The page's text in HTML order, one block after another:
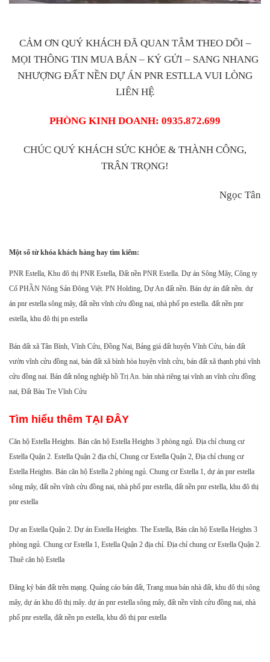
CẢM ƠN QUÝ KHÁCH ĐÃ QUAN TÂM THEO DÕI –
MỌI THÔNG TIN MUA BÁN – KÝ GỬI – SANG NHANG
NHƯỢNG ĐẤT NỀN DỰ ÁN PNR ESTLLA VUI LÒNG
LIÊN HỆ
PHÒNG KINH DOANH: 0935.872.699
CHÚC QUÝ KHÁCH SỨC KHỎE & THÀNH CÔNG,
TRÂN TRỌNG!
Ngọc Tân
Một số từ khóa khách hàng hay tìm kiếm:
PNR Estella, Khu đô thị PNR Estella, Đất nền PNR Estella. Dự án Sông Mây, Công ty
Cổ PHẦN Nông Sản Đông Việt. PN Holding, Dự An đất nền. Bán dự án đất nền. dự
án pnr estella sông mây, đất nền vĩnh cửu đồng nai, nhà phố pn estella. đất nền pnr
estella, khu đô thị pn estella
Bán đất xã Tân Bình, Vĩnh Cửu, Đồng Nai, Bảng giá đất huyện Vĩnh Cửu, bán đất
vườn vĩnh cửu đồng nai, bán đất xã bình hòa huyện vĩnh cửu, bán đất xã thạnh phú vĩnh
cửu đồng nai. Bán đất nông nghiệp hồ Trị An. bán nhà riêng tại vĩnh an vĩnh cửu đồng
nai, Đất Bàu Tre Vĩnh Cửu
Tìm hiểu thêm TẠI ĐÂY
Căn hộ Estella Heights. Bán căn hộ Estella Heights 3 phòng ngủ. Địa chỉ chung cư
Estella Quận 2. Estella Quận 2 địa chỉ, Chung cư Estella Quận 2, Địa chỉ chung cư
Estella Heights. Bán căn hộ Estella 2 phòng ngủ. Chung cư Estella 1, dự án pnr estella
sông mây, đất nền vĩnh cửu đồng nai, nhà phố pnr estella, đất nền pnr estella, khu đô thị
pnr estella
Dự an Estella Quận 2. Dự án Estella Heights. The Estella, Bán căn hộ Estella Heights 3
phòng ngủ. Chung cư Estella 1, Estella Quận 2 địa chỉ. Địa chỉ chung cư Estella Quận 2.
Thuê căn hộ Estella
Đăng ký bán đất trên mạng. Quảng cáo bán đất, Trang mua bán nhà đất, khu đô thị sông
mây, dự án khu đô thị mây. dự án pnr estella sông mây, đất nền vĩnh cửu đồng nai, nhà
phố pnr estella, đất nền pn estella, khu đô thị pnr estella